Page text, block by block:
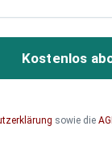
Kostenlos
sowie die